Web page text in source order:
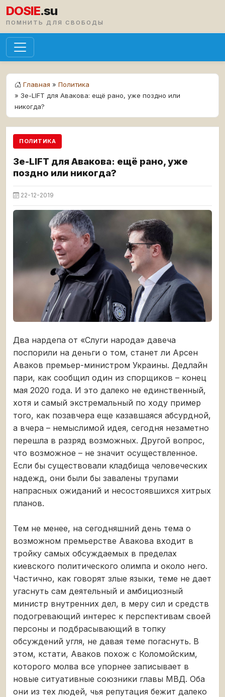
DOSIE.su
ПОМНИТЬ ДЛЯ СВОБОДЫ
Главная » Политика
» Зе-LIFT для Авакова: ещё рано, уже поздно или
никогда?
ПОЛИТИКА
Зе-LIFT для Авакова: ещё рано, уже
поздно или никогда?
22-12-2019
Два нардепа от «Слуги народа» давеча
поспорили на деньги о том, станет ли Арсен
Аваков премьер-министром Украины. Дедлайн
пари, как сообщил один из спорщиков – конец
мая 2020 года. И это далеко не единственный,
хотя и самый экстремальный по ходу пример
того, как позавчера еще казавшаяся абсурдной,
а вчера – немыслимой идея, сегодня незаметно
перешла в разряд возможных. Другой вопрос,
что возможное – не значит осуществленное.
Если бы существовали кладбища человеческих
надежд, они были бы завалены трупами
напрасных ожиданий и несостоявшихся хитрых
планов.
Тем не менее, на сегодняшний день тема о
возможном премьерстве Авакова входит в
тройку самых обсуждаемых в пределах
киевского политического олимпа и около него.
Частично, как говорят злые языки, теме не дает
угаснуть сам деятельный и амбициозный
министр внутренних дел, в меру сил и средств
подогревающий интерес к перспективам своей
персоны и подбрасывающий в топку
обсуждений угля, не давая теме погаснуть. В
этом, кстати, Аваков похож с Коломойским,
которого молва все упорнее записывает в
новые ситуативные союзники главы МВД. Оба
они из тех людей, чья репутация бежит далеко